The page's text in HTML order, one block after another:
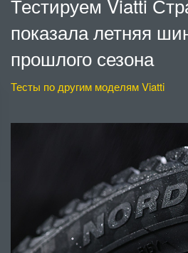
Тестируем Viatti
показала летняя
прошлого сезона
Тесты по другим моделям Viatti